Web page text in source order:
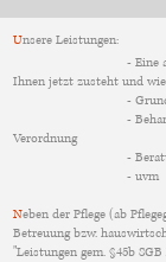
Unsere Leistungen:
- Eine
Ihnen jetzt zusteht und
- Grundpflege
-
Verordnung
-
- uvm
Neben der Pflege (ab
Betreuung bzw.
"Leistungen gem. §45b